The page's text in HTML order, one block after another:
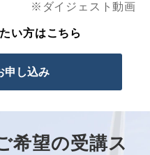
※ダイジェスト動画
い方はこちら
申し込み
希望の受講ス